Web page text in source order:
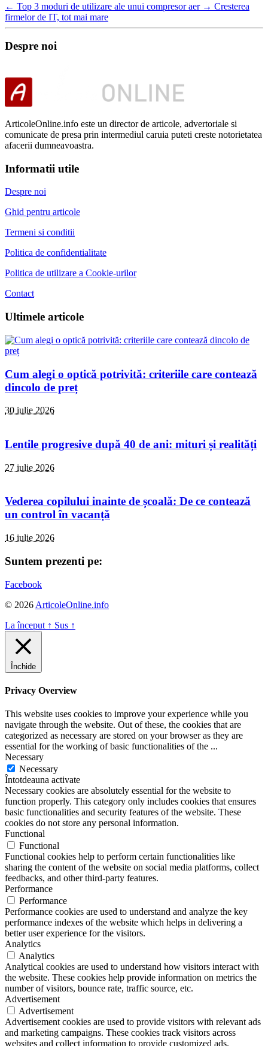
← Top 3 moduri de utilizare ale unui compresor aer → Cresterea
firmelor de IT, tot mai mare
Despre noi
ArticoleOnline.info este un director de articole, advertoriale si
comunicate de presa prin intermediul caruia puteti creste notorietatea
afacerii dumneavoastra.
Informatii utile
Despre noi
Ghid pentru articole
Termeni si conditii
Politica de confidentialitate
Politica de utilizare a Cookie-urilor
Contact
Ultimele articole
Cum alegi o optică potrivită: criteriile care contează
dincolo de preț
30 iulie 2026
Lentile progresive după 40 de ani: mituri și realități
27 iulie 2026
Vederea copilului inainte de școală: De ce contează
un control în vacanță
16 iulie 2026
Suntem prezenti pe:
Facebook
© 2026 ArticoleOnline.info
La început ↑ Sus ↑
Închide
Privacy Overview
This website uses cookies to improve your experience while you
navigate through the website. Out of these, the cookies that are
categorized as necessary are stored on your browser as they are
essential for the working of basic functionalities of the ...
Necessary
Necessary
Întotdeauna activate
Necessary cookies are absolutely essential for the website to
function properly. This category only includes cookies that ensures
basic functionalities and security features of the website. These
cookies do not store any personal information.
Functional
Functional
Functional cookies help to perform certain functionalities like
sharing the content of the website on social media platforms, collect
feedbacks, and other third-party features.
Performance
Performance
Performance cookies are used to understand and analyze the key
performance indexes of the website which helps in delivering a
better user experience for the visitors.
Analytics
Analytics
Analytical cookies are used to understand how visitors interact with
the website. These cookies help provide information on metrics the
number of visitors, bounce rate, traffic source, etc.
Advertisement
Advertisement
Advertisement cookies are used to provide visitors with relevant ads
and marketing campaigns. These cookies track visitors across
websites and collect information to provide customized ads.